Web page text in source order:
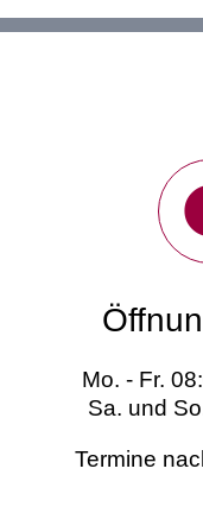
Mo. - Fr.
Sa. und
Termine